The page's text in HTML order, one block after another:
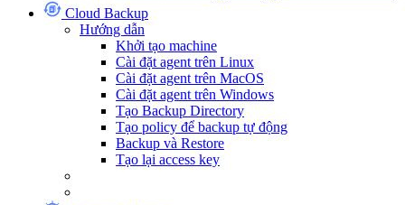
Cloud Backup
Hướng dẫn
Khởi tạo machine
Cài đặt agent trên Linux
Cài đặt agent trên MacOS
Cài đặt agent trên Windows
Tạo Backup Directory
Tạo policy để backup tự động
Backup và Restore
Tạo lại access key